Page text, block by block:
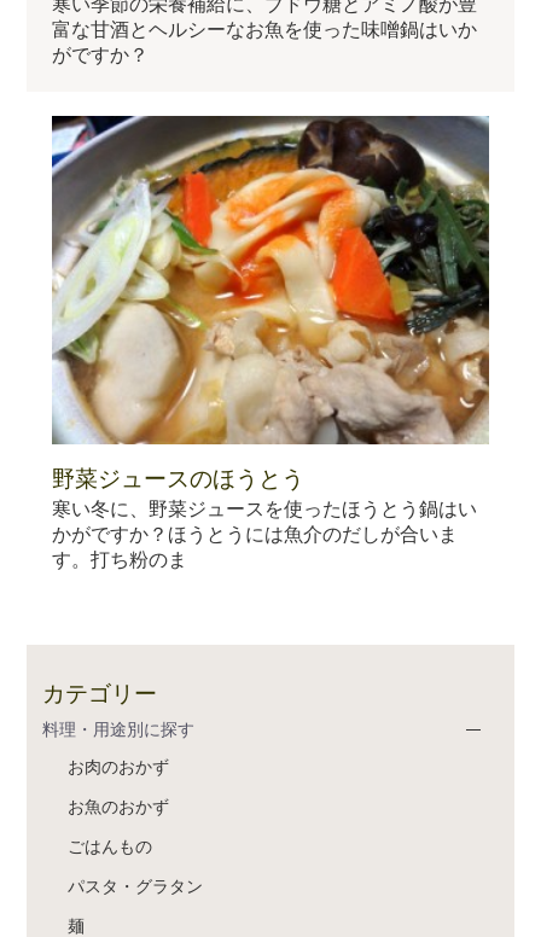
富な甘酒とヘルシーなお魚を使った味噌鍋はいか
がですか？
野菜ジュースのほうとう
寒い冬に、野菜ジュースを使ったほうとう鍋はい
かがですか？ほうとうには魚介のだしが合いま
す。打ち粉のま
カテゴリー
料理・用途別に探す
お肉のおかず
お魚のおかず
ごはんもの
パスタ・グラタン
麺